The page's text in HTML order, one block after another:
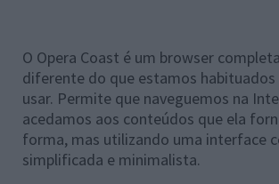
O Opera Coast é um browser
diferente do que estamos habituados
usar. Permite que naveguemos na
acedamos aos conteúdos que ela
forma, mas utilizando uma interface
simplificada e minimalista.